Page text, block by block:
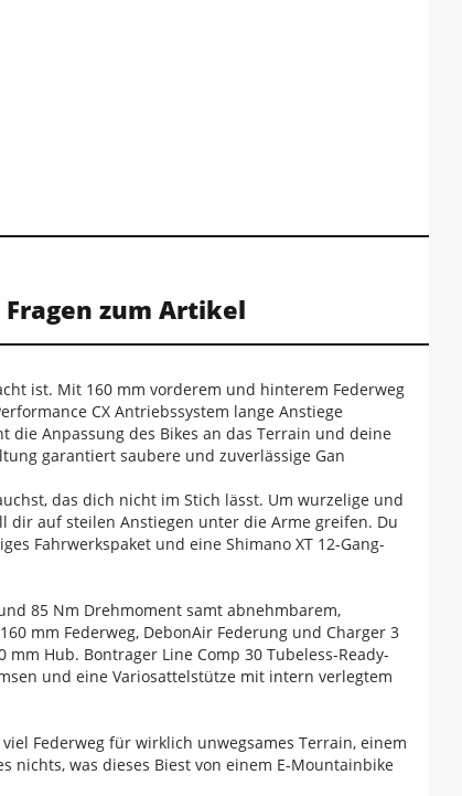
Fragen zum Artikel
ist. Mit 160 mm vorderem und hinterem Federweg
CX Antriebssystem lange Anstiege
Anpassung des Bikes an das Terrain und deine
garantiert saubere und zuverlässige Gan
das dich nicht im Stich lässt. Um wurzelige und
dir auf steilen Anstiegen unter die Arme greifen. Du
Fahrwerkspaket und eine Shimano XT 12-Gang-
85 Nm Drehmoment samt abnehmbarem,
mm Federweg, DebonAir Federung und Charger 3
Hub. Bontrager Line Comp 30 Tubeless-Ready-
und eine Variosattelstütze mit intern verlegtem
Federweg für wirklich unwegsames Terrain, einem
was dieses Biest von einem E-Mountainbike